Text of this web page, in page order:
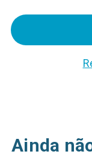
Ainda